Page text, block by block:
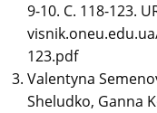
9-10. С. 118-123.
123.pdf
Valentyna
Sheludko, Ganna